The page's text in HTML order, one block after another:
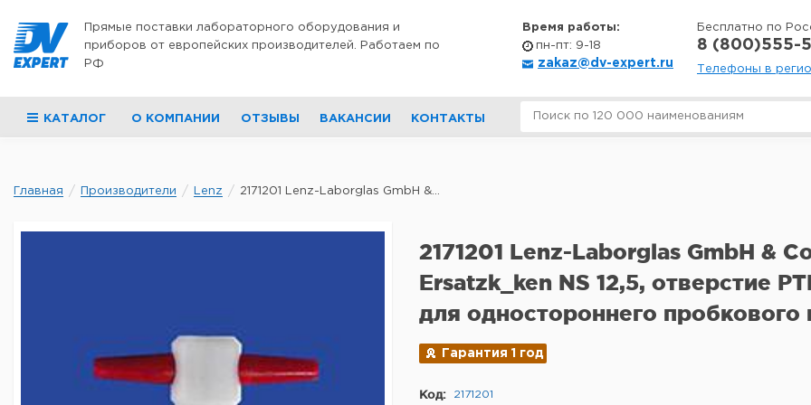
Прямые поставки лабораторного оборудования и
приборов от европейских производителей. Работаем по
РФ
Время работы:
пн-пт: 9-18
zakaz@dv-expert.ru
Бесплатно по
8 (800)555-
Телефоны в
КАТАЛОГ О КОМПАНИИ ОТЗЫВЫ ВАКАНСИИ КОНТАКТЫ
Главная Производители Lenz 2171201 Lenz-Laborglas GmbH &...
2171201 Lenz-Laborglas GmbH &
Ersatzk_ken NS 12,5, отверстие
для одностороннего пробкового
Гарантия 1 год
Код: 2171201